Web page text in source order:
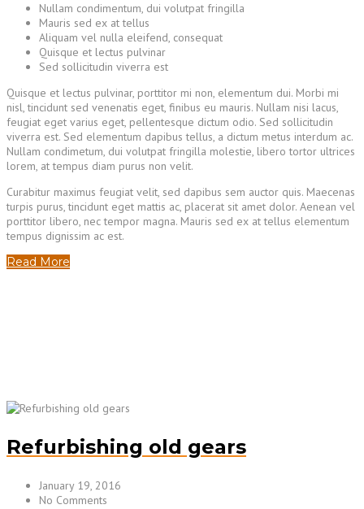
Nullam condimentum, dui volutpat fringilla
Mauris sed ex at tellus
Aliquam vel nulla eleifend, consequat
Quisque et lectus pulvinar
Sed sollicitudin viverra est
Quisque et lectus pulvinar, porttitor mi non, elementum dui. Morbi mi
nisl, tincidunt sed venenatis eget, finibus eu mauris. Nullam nisi lacus,
feugiat eget varius eget, pellentesque dictum odio. Sed sollicitudin
viverra est. Sed elementum dapibus tellus, a dictum metus interdum ac.
Nullam condimetum, dui volutpat fringilla molestie, libero tortor ultrices
lorem, at tempus diam purus non velit.
Curabitur maximus feugiat velit, sed dapibus sem auctor quis. Maecenas
turpis purus, tincidunt eget mattis ac, placerat sit amet dolor. Aenean vel
porttitor libero, nec tempor magna. Mauris sed ex at tellus elementum
tempus dignissim ac est.
Read More
Refurbishing old gears
January 19, 2016
No Comments